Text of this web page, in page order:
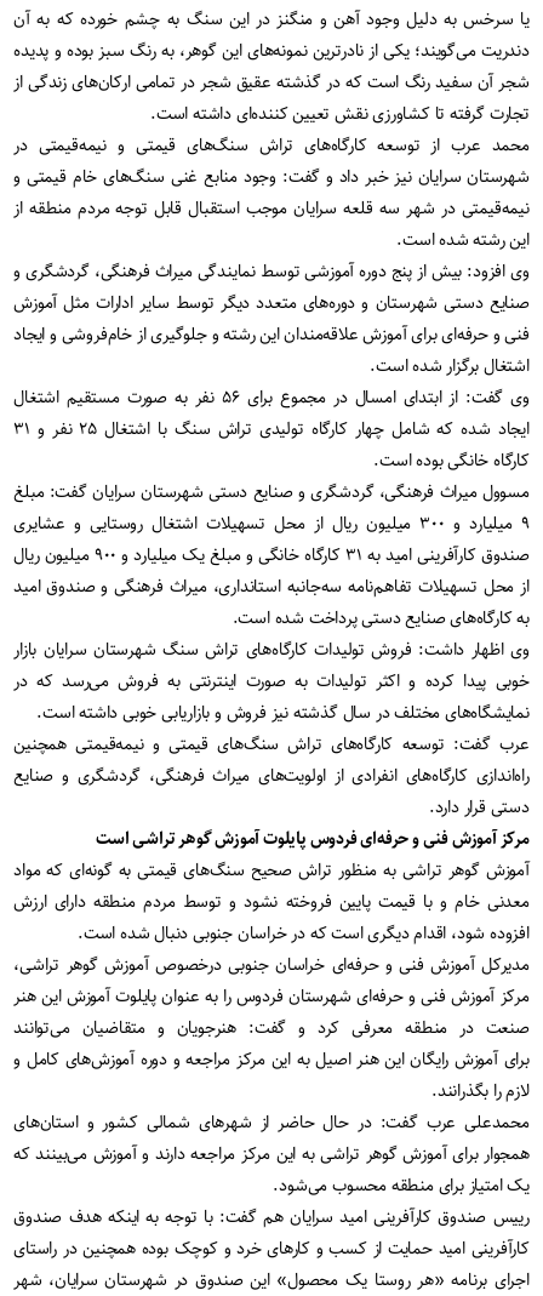
یا سرخس به دلیل وجود آهن و منگنز در این سنگ به چشم خورده که به آن
دندریت می‌گویند؛ یکی از نادرترین نمونه‌های این گوهر، به رنگ سبز بوده و پدیده
شجر آن سفید رنگ است که در گذشته عقیق شجر در تمامی ارکان‌های زندگی از
تجارت گرفته تا کشاورزی نقش تعیین کننده‌ای داشته است.
محمد عرب از توسعه کارگاه‌های تراش سنگ‌های قیمتی و نیمه‌قیمتی در
شهرستان سرایان نیز خبر داد و گفت: وجود منابع غنی سنگ‌های خام قیمتی و
نیمه‌قیمتی در شهر سه قلعه سرایان موجب استقبال قابل توجه مردم منطقه از
این رشته شده است.
وی افزود: بیش از پنج دوره آموزشی توسط نمایندگی میراث ‌فرهنگی، گردشگری و
صنایع ‌دستی شهرستان و دوره‌های متعدد دیگر توسط سایر ادارات مثل آموزش
فنی و حرفه‌ای برای آموزش علاقه‌مندان این رشته و جلوگیری از خام‌فروشی و ایجاد
اشتغال برگزار شده است.
وی گفت: از ابتدای امسال در مجموع برای ۵۶ نفر به صورت مستقیم اشتغال
ایجاد شده که شامل چهار کارگاه تولیدی تراش سنگ با اشتغال ۲۵ نفر و ۳۱
کارگاه خانگی بوده است.
مسوول میراث ‌فرهنگی، گردشگری و صنایع‌ دستی شهرستان سرایان گفت: مبلغ
۹ میلیارد و ۳۰۰ میلیون ریال از محل تسهیلات اشتغال روستایی و عشایری
صندوق کارآفرینی امید به ۳۱ کارگاه خانگی و مبلغ یک میلیارد و ۹۰۰ میلیون ریال
از محل تسهیلات تفاهم‌نامه سه‌جانبه استانداری، میراث فرهنگی و صندوق امید
به کارگاه‌های صنایع دستی پرداخت شده است.
وی اظهار داشت: فروش تولیدات کارگاه‌های تراش سنگ شهرستان سرایان بازار
خوبی پیدا کرده و اکثر تولیدات به صورت اینترنتی به فروش می‌رسد که در
نمایشگاه‌های مختلف در سال گذشته نیز فروش و بازاریابی خوبی داشته است.
عرب گفت: توسعه کارگاه‌های تراش سنگ‌های قیمتی و نیمه‌قیمتی همچنین
راه‌اندازی کارگاه‌های انفرادی از اولویت‌های میراث ‌فرهنگی، گردشگری و صنایع
‌دستی قرار دارد.
مرکز آموزش فنی و حرفه‌ای فردوس پایلوت آموزش گوهر تراشی است
آموزش گوهر تراشی به منظور تراش صحیح سنگ‌های قیمتی به گونه‌ای که مواد
معدنی خام و با قیمت پایین فروخته نشود و توسط مردم منطقه دارای ارزش
افزوده شود، اقدام دیگری است که در خراسان جنوبی دنبال شده است.
مدیرکل آموزش فنی و حرفه‌ای خراسان جنوبی درخصوص آموزش گوهر تراشی،
مرکز آموزش فنی و حرفه‌ای شهرستان فردوس را به عنوان پایلوت آموزش این هنر
صنعت در منطقه معرفی کرد و گفت: هنرجویان و متقاضیان می‌توانند
برای آموزش رایگان این هنر اصیل به این مرکز مراجعه و دوره آموزش‌های کامل و
لازم را بگذرانند.
محمدعلی عرب گفت: در حال حاضر از شهرهای شمالی کشور و استان‌های
همجوار برای آموزش گوهر تراشی به این مرکز مراجعه دارند و آموزش می‌بینند که
یک امتیاز برای منطقه محسوب می‌شود.
رییس صندوق کارآفرینی امید سرایان هم گفت: با توجه به اینکه هدف صندوق
کارآفرینی امید حمایت از کسب و کارهای خرد و کوچک بوده همچنین در راستای
اجرای برنامه «هر روستا یک محصول» این صندوق در شهرستان سرایان، شهر